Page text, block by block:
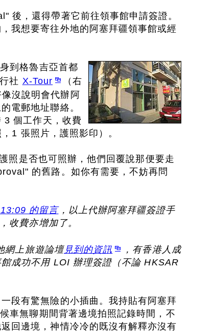
後，還得帶著它前往領事館申請簽證。
我想要寄往外地的阿塞拜疆領事館或經
到格魯吉亞首都
社 X-Tour
（右
沒說明會代辦阿
電郵地址聯絡。
3 個工作天，收費
1 張照片，護照影印）。
照是否也可照辦，他們回覆說那便要走
的舊路。如你有需要，不妨再問
的留言，以上代辦阿塞拜疆簽證手
收費亦增加了。
網上旅遊論壇見到的資訊
，有香港人成
成功不用 LOI 辦理簽證（不論 HKSAR
段有驚無險的小插曲。我持貼有阿塞拜
車無聊期間背著邊境拍照記錄時間，不
回邊境，神情冷冷的既沒有解釋亦沒有